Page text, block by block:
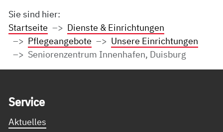
Sie sind hier:
Startseite
Dienste & Einrichtungen
Pflegeangebote
Unsere Einrichtungen
Seniorenzentrum Innenhafen, Duisburg
Ser­vice
Aktuelles